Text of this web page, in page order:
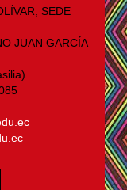
SEDE
JUAN GARCÍA